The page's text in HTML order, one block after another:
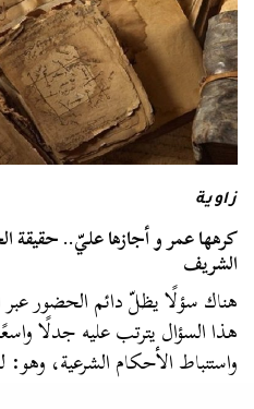
زاوية
كرهها عمر و أجازها عليّ..
الشريف
هناك سؤلًا يظلّ دائم الحضور عبر
هذا السؤال يترتب عليه جدلًا
واستنباط الأحكام الشرعية،